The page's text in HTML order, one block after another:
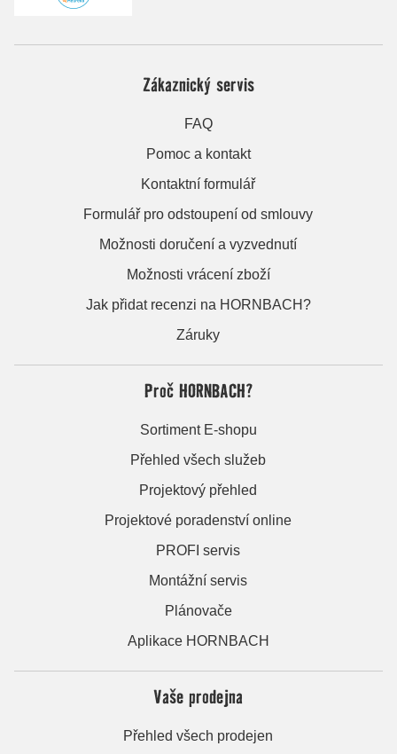
Zákaznický servis
FAQ
Pomoc a kontakt
Kontaktní formulář
Formulář pro odstoupení od smlouvy
Možnosti doručení a vyzvednutí
Možnosti vrácení zboží
Jak přidat recenzi na HORNBACH?
Záruky
Proč HORNBACH?
Sortiment E-shopu
Přehled všech služeb
Projektový přehled
Projektové poradenství online
PROFI servis
Montážní servis
Plánovače
Aplikace HORNBACH
Vaše prodejna
Přehled všech prodejen